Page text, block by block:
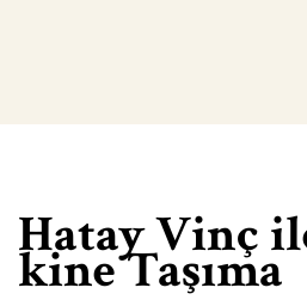
Hatay Vinç
kine Taşıma